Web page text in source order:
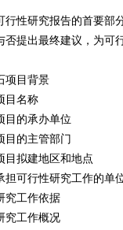
研究报告的首要部分
否提出最终建议，为可
目背景
名称
承办单位
主管部门
建地区和地点
行性研究工作的单位
工作依据
工作概况